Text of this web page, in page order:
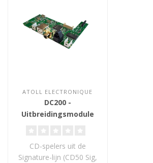
ATOLL ELECTRONIQUE
DC200 -
Uitbreidingsmodule
CD-spelers uit de
Signature-lijn (CD50 Sig,